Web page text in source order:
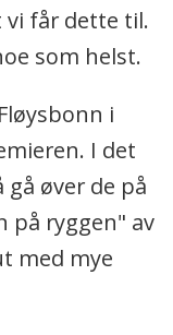
får dette til.
som helst.
i
I det
øver de på
på ryggen" av
med mye